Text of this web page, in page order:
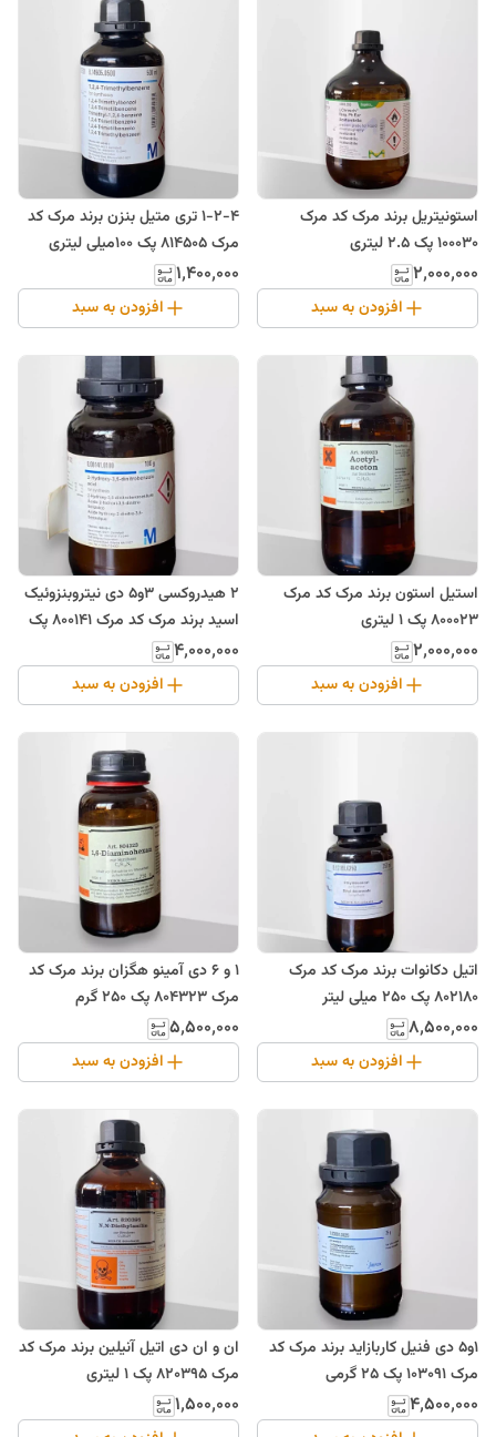
استونیتریل برند مرک کد مرک
100030 پک 2.5 لیتری
۲٬۰۰۰٬۰۰۰
افزودن به سبد
1-2-4 تری متیل بنزن برند مرک کد
مرک 814505 پک 100میلی لیتری
۱٬۴۰۰٬۰۰۰
افزودن به سبد
استیل استون برند مرک کد مرک
800023 پک 1 لیتری
۲٬۰۰۰٬۰۰۰
افزودن به سبد
2 هیدروکسی 3و5 دی نیتروبنزوئیک
اسید برند مرک کد مرک 800141 پک
100 گرم
۴٬۰۰۰٬۰۰۰
افزودن به سبد
اتیل دکانوات برند مرک کد مرک
802180 پک 250 میلی لیتر
۸٬۵۰۰٬۰۰۰
افزودن به سبد
1 و 6 دی آمینو هگزان برند مرک کد
مرک 804323 پک 250 گرم
۵٬۵۰۰٬۰۰۰
افزودن به سبد
1و5 دی فنیل کاربازاید برند مرک کد
مرک 103091 پک 25 گرمی
۴٬۵۰۰٬۰۰۰
ان و ان دی اتیل آنیلین برند مرک کد
مرک 820395 پک 1 لیتری
۱٬۵۰۰٬۰۰۰